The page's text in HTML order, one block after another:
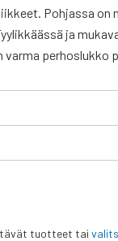
Pohjassa on
ja
varma perhoslukko
tuotteet tai